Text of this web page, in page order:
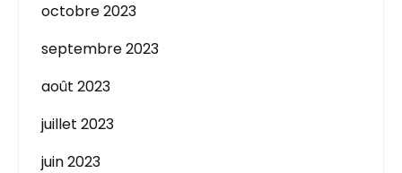
octobre 2023
septembre 2023
août 2023
juillet 2023
juin 2023